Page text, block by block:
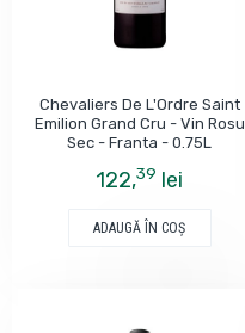
Chevaliers De L'Ordre Saint
Emilion Grand Cru - Vin Rosu
Sec - Franta - 0.75L
122,39 lei
ADAUGĂ ÎN COŞ